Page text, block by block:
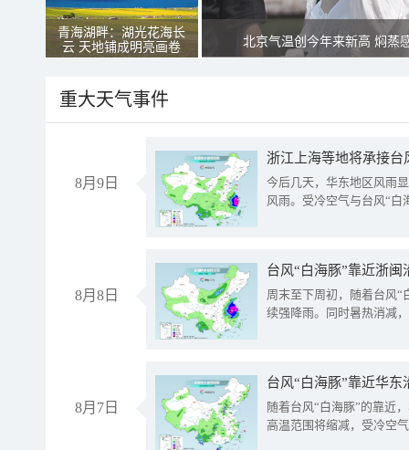
青海湖畔：湖光花海长
云 天地铺成明亮画卷
北京气温创今年来新高 焖蒸
重大天气事件
8月9日
浙江上海等地将承接台
今后几天，华东地区风雨
风雨。受冷空气与台风“白
8月8日
台风“白海豚”靠近浙
周末至下周初，随着台风“
续强降雨。同时暑热消减
8月7日
台风“白海豚”靠近华
随着台风“白海豚”的靠近
高温范围将缩减，受冷空